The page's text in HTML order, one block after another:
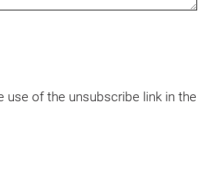
use of the unsubscribe link in the